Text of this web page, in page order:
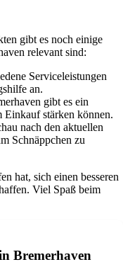
gibt es noch einige
relevant sind:
Serviceleistungen
an.
gibt es ein
Einkauf stärken können.
nach den aktuellen
Schnäppchen zu
hat, sich einen besseren
Viel Spaß beim
Bremerhaven